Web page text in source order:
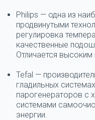
Philips — одна из
продвинутыми
регулировка
качественные
Отличается
Tefal —
гладильных
парогенераторов с
системами
энергии.